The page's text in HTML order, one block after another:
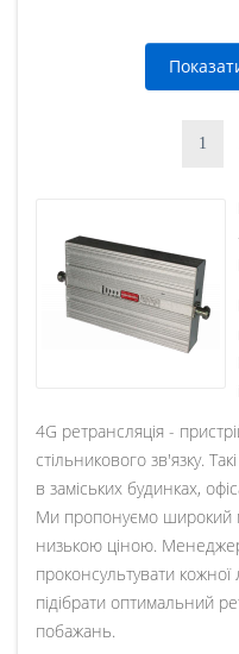
1
4G ретрансляція -
стільникового зв'язку.
в заміських будинках,
Ми пропонуємо широкий
низькою ціною.
проконсультувати
підібрати оптимальний
побажань.